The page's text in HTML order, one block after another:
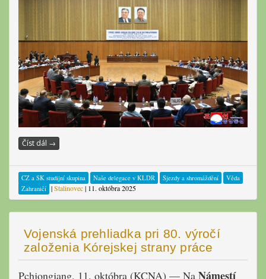
Číst dál →
CZ a SK studijní skupina Naše delegace v KLDR Sjezdy a shromáždění
Věda
Zahraničí |Stalinovec| 11. októbra 2025
Vojenská prehliadka pri 80. výročí
založenia Kórejskej strany práce
Pchjongjang, 11. októbra (KCNA) — Na Námestí